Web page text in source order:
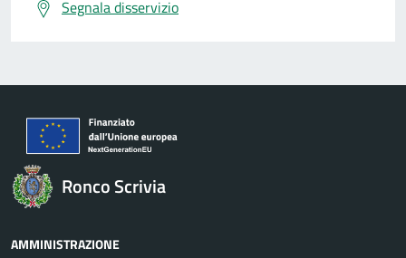
Segnala disservizio
Ronco Scrivia
AMMINISTRAZIONE